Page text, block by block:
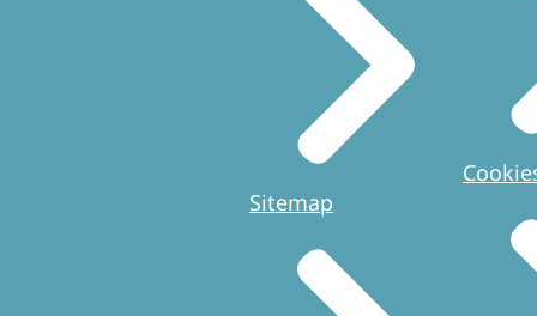
Sitemap